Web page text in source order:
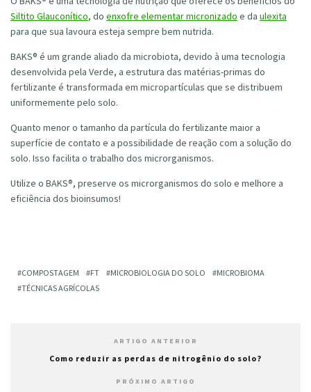
Siltito Glauconítico, do enxofre elementar micronizado e da ulexita
para que sua lavoura esteja sempre bem nutrida.
BAKS® é um grande aliado da microbiota, devido à uma tecnologia
desenvolvida pela Verde, a estrutura das matérias-primas do
fertilizante é transformada em micropartículas que se distribuem
uniformemente pelo solo.
Quanto menor o tamanho da partícula do fertilizante maior a
superfície de contato e a possibilidade de reação com a solução do
solo. Isso facilita o trabalho dos microrganismos.
Utilize o BAKS®, preserve os microrganismos do solo e melhore a
eficiência dos bioinsumos!
COMPOSTAGEM FT MICROBIOLOGIA DO SOLO
MICROBIOMA
TÉCNICAS AGRÍCOLAS
ARTIGO ANTERIOR
Como reduzir as perdas de nitrogênio do solo?
PRÓXIMO ARTIGO